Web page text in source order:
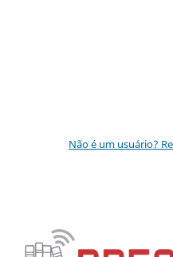
Não é um usuário?